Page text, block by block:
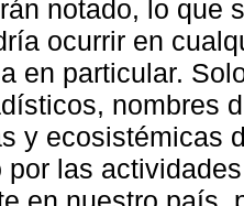
notado, lo que
ocurrir en
en particular.
nombres
y ecosistémicas
por las